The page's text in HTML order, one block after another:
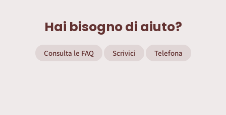
Hai bisogno di aiuto?
Consulta le FAQ Scrivici Telefona